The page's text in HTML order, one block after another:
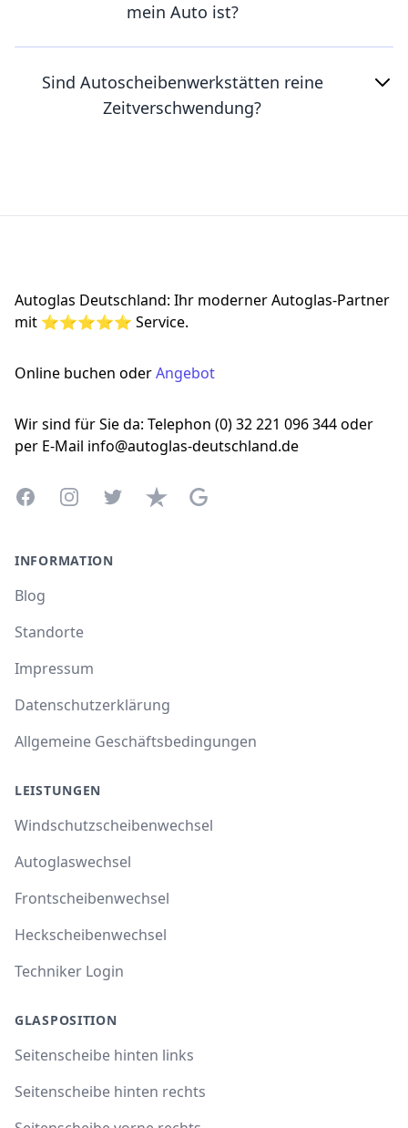
mein Auto ist?
Sind Autoscheibenwerkstätten reine
Zeitverschwendung?
Autoglas Deutschland: Ihr moderner Autoglas-Partner
mit ⭐⭐⭐⭐⭐ Service.
Online buchen oderAngebot
Wir sind für Sie da: Telephon (0) 32 221 096 344 oder
per E-Mail info@autoglas-deutschland.de
FacebookInstagramTwitterTrustpilotGoogle Business Profile
INFORMATION
Blog
Standorte
Impressum
Datenschutzerklärung
Allgemeine Geschäftsbedingungen
LEISTUNGEN
Windschutzscheibenwechsel
Autoglaswechsel
Frontscheibenwechsel
Heckscheibenwechsel
Techniker Login
GLASPOSITION
Seitenscheibe hinten links
Seitenscheibe hinten rechts